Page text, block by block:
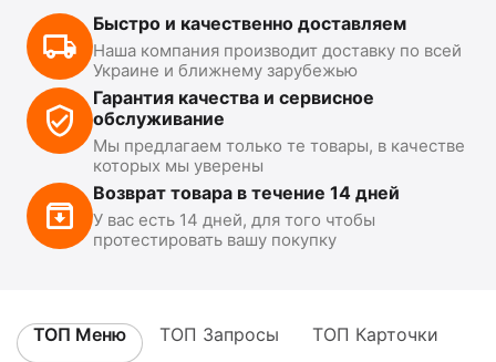
Быстро и качественно доставляем
Наша компания производит доставку по всей
Украине и ближнему зарубежью
Гарантия качества и сервисное
обслуживание
Мы предлагаем только те товары, в качестве
которых мы уверены
Возврат товара в течение 14 дней
У вас есть 14 дней, для того чтобы
протестировать вашу покупку
ТОП Меню ТОП Запросы ТОП Карточки